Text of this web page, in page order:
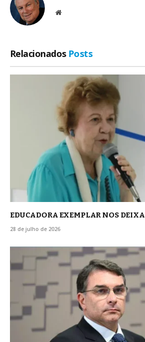
Site
Relacionados Posts
EDUCADORA EXEMPLAR NOS DEIXA
28 de julho de 2026